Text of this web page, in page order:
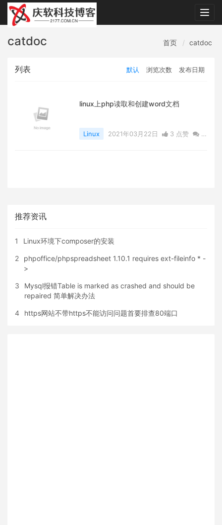
catdoc 首页 catdoc
列表 默认 浏览次数 发布日期
linux上php读取和创建word文档
Linux 2021年03月22日 3 点赞
0
推荐资讯
1 Linux环境下composer的安装
2
phpoffice/phpspreadsheet 1.10.1 requires ext-fileinfo * -
>
3
Mysql报错Table is marked as crashed and should be
repaired 简单解决办法
4 https网站不带https不能访问问题首要排查80端口